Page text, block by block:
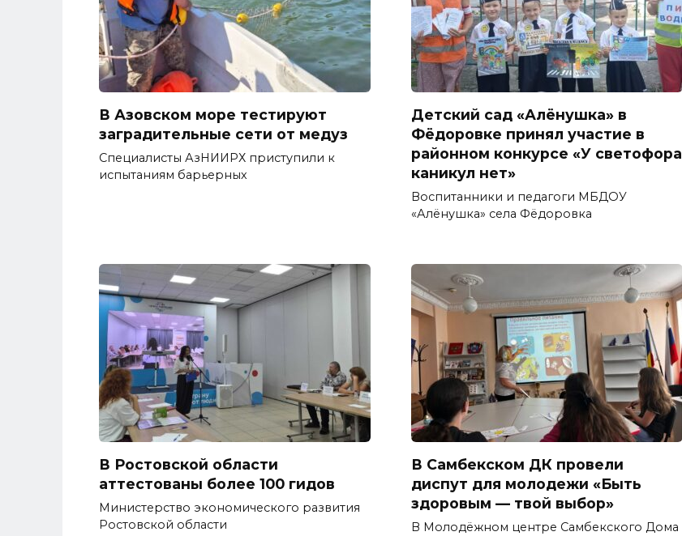
В Азовском море тестируют
заградительные сети от медуз
Специалисты АзНИИРХ приступили к
испытаниям барьерных
Детский сад «Алёнушка» в
Фёдоровке принял участие в
районном конкурсе «У светофора
каникул нет»
Воспитанники и педагоги МБДОУ
«Алёнушка» села Фёдоровка
В Ростовской области
аттестованы более 100 гидов
Министерство экономического развития
Ростовской области
В Самбекском ДК провели
диспут для молодежи «Быть
здоровым — твой выбор»
В Молодёжном центре Самбекского Дома